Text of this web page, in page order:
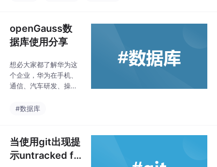
式流数据流引擎。Flink
以数据并行和管道方式
执行任意流数据程序，F
可以执行批处理和流处
理程序。此外，Flink的
运行时本身也支持迭代
高吞吐量、低延迟的流
openGauss数
据库使用分享
想必大家都了解华为这
个企业，华为在手机、
通信、汽车研发、操作
大的成就，如果不是受
华为这一品牌大家都知
道，但是华为的 openG
auss 数据库可能并不是
#数据库
当使用git出现提
示untracked fil